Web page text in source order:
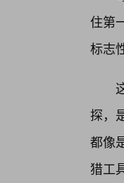
住第
标志
探，
都像
猎工